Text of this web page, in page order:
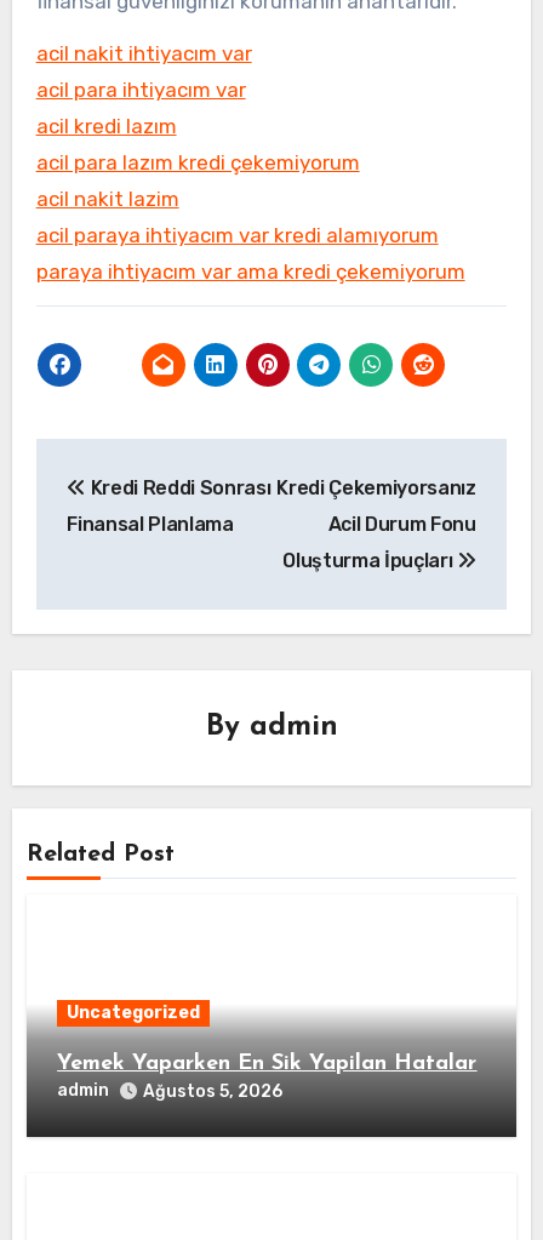
acil nakit ihtiyacım var
acil para ihtiyacım var
acil kredi lazım
acil para lazım kredi çekemiyorum
acil nakit lazim
acil paraya ihtiyacım var kredi alamıyorum
paraya ihtiyacım var ama kredi çekemiyorum
gezinmesi
Kredi Reddi Sonrası
Finansal Planlama
Kredi Çekemiyorsanız
Acil Durum Fonu
Oluşturma İpuçları
By admin
Related Post
Uncategorized
Yemek Yaparken En Sik Yapilan Hatalar
admin Ağustos 5, 2026